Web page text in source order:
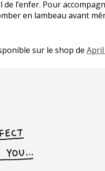
l’enfer. Pour
en lambeau avant
sur le shop de